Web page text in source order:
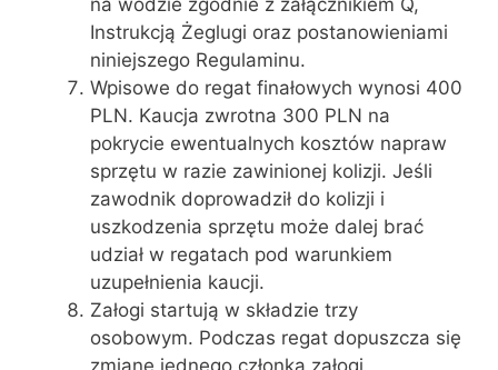
Instrukcją Żeglugi oraz postanowieniami
niniejszego Regulaminu.
Wpisowe do regat finałowych wynosi 400
PLN. Kaucja zwrotna 300 PLN na
pokrycie ewentualnych kosztów napraw
sprzętu w razie zawinionej kolizji. Jeśli
zawodnik doprowadził do kolizji i
uszkodzenia sprzętu może dalej brać
udział w regatach pod warunkiem
uzupełnienia kaucji.
Załogi startują w składzie trzy
osobowym. Podczas regat dopuszcza się
zmianę jednego członka załogi